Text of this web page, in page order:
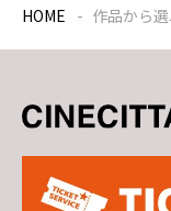
HOME 作品から